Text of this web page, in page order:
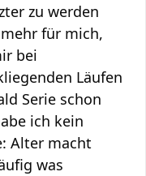
zu werden
für mich,
bei
Läufen
Serie schon
ich kein
Alter macht
was